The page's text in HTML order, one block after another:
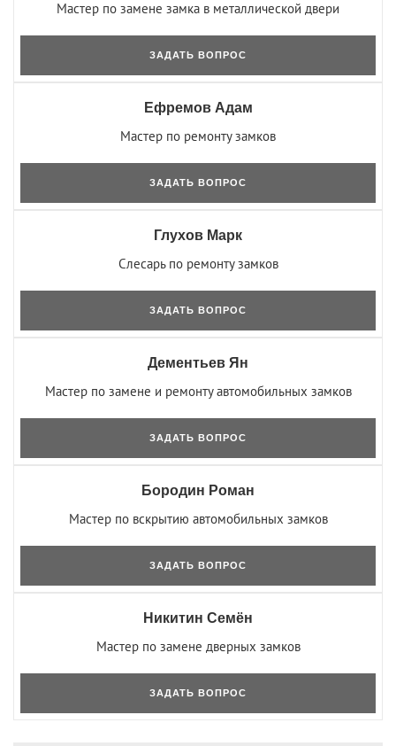
Мастер по замене замка в металлической двери
ЗАДАТЬ ВОПРОС
Ефремов Адам
Мастер по ремонту замков
ЗАДАТЬ ВОПРОС
Глухов Марк
Слесарь по ремонту замков
ЗАДАТЬ ВОПРОС
Дементьев Ян
Мастер по замене и ремонту автомобильных замков
ЗАДАТЬ ВОПРОС
Бородин Роман
Мастер по вскрытию автомобильных замков
ЗАДАТЬ ВОПРОС
Никитин Семён
Мастер по замене дверных замков
ЗАДАТЬ ВОПРОС